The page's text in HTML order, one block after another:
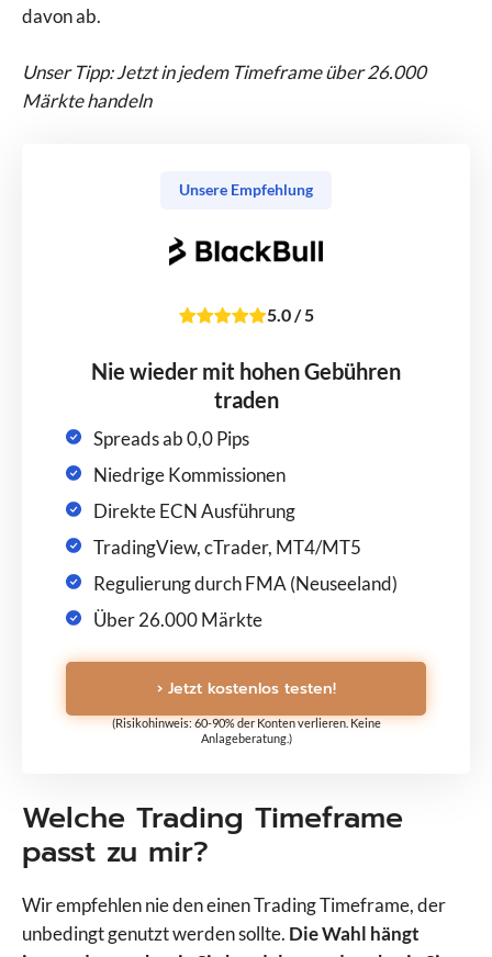
davon ab.
Unser Tipp: Jetzt in jedem Timeframe über 26.000
Märkte handeln
Unsere Empfehlung
5.0 / 5
Nie wieder mit hohen Gebühren
traden
Spreads ab 0,0 Pips
Niedrige Kommissionen
Direkte ECN Ausführung
TradingView, cTrader, MT4/MT5
Regulierung durch FMA (Neuseeland)
Über 26.000 Märkte
› Jetzt kostenlos testen!
(Risikohinweis: 60-90% der Konten verlieren. Keine
Anlageberatung.)
Welche Trading Timeframe
passt zu mir?
Wir empfehlen nie den einen Trading Timeframe, der
unbedingt genutzt werden sollte. Die Wahl hängt